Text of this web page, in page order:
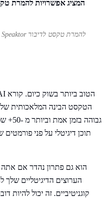
הטקסט הבינה המלאכותית
גבוהה
תוכן דיגיטלי על פני
הערוצים הדיגיטליים שלך
קוגניטיביים. זה יכול להיות